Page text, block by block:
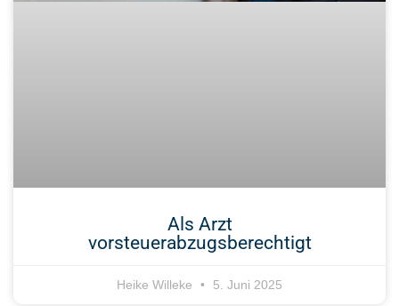
Als Arzt
vorsteuerabzugsberechtigt
Heike Willeke 5. Juni 2025